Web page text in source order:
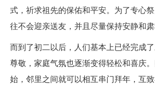
式，祈求祖先的保佑和平安。为了专心
往不会迎亲送友，并且尽量保持安静和肃
而到了初二以后，人们基本上已经完成
尊敬，家庭气氛也逐渐变得轻松和喜庆
始，邻里之间就可以相互串门拜年，互致